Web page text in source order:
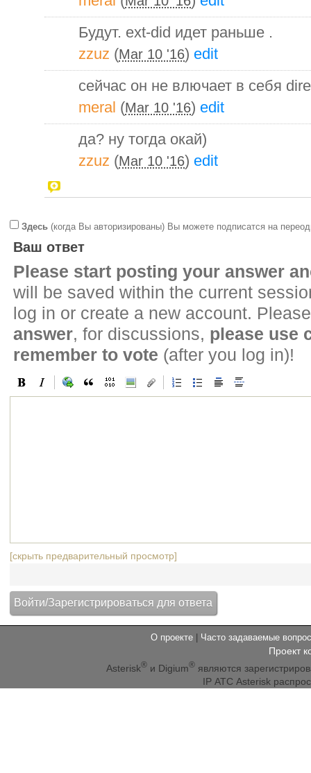
Будут. ext-did идет раньше .
zzuz (Mar 10 '16) edit
сейчас он не влючает в себя
meral (Mar 10 '16) edit
да? ну тогда окай)
zzuz (Mar 10 '16) edit
Здесь (когда Вы авторизированы) Вы можете подписатся на
Ваш ответ
Please start posting your answer
will be saved within the current
log in or create a new account.
answer, for discussions, please use
remember to vote (after you log in)!
[скрыть предварительный просмотр]
О проекте Часто задаваемые
Проект
Asterisk® и Digium® являются
IP АТС Asterisk